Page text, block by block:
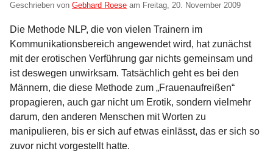
Geschrieben von Gebhard Roese am Freitag, 20. November 2009
Die Methode NLP, die von vielen Trainern im
Kommunikationsbereich angewendet wird, hat zunächst
mit der erotischen Verführung gar nichts gemeinsam und
ist deswegen unwirksam. Tatsächlich geht es bei den
Männern, die diese Methode zum „Frauenaufreißen“
propagieren, auch gar nicht um Erotik, sondern vielmehr
darum, den anderen Menschen mit Worten zu
manipulieren, bis er sich auf etwas einlässt, das er sich so
zuvor nicht vorgestellt hatte.